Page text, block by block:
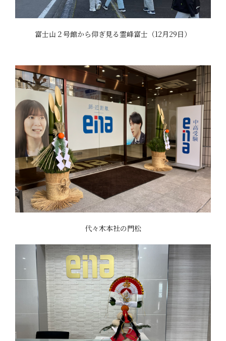
富士山２号館から仰ぎ見る霊峰富士（12月29日）
代々木本社の門松